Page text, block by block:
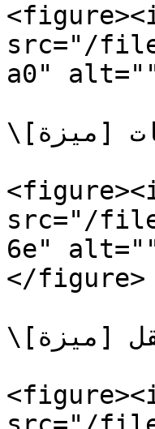
src="/
a0"
\[ميزة] فصل العمليات حسب الكيانات
src="/
6e"
</figure>
\[ميزة] تجميع مجموعات البيانات في صفحة الحقل